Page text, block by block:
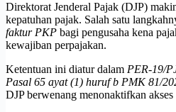
Direktorat Jenderal Pajak (DJP)
kepatuhan pajak. Salah satu
faktur PKP bagi pengusaha kena
kewajiban perpajakan.
Ketentuan ini diatur dalam PER-19/
Pasal 65 ayat (1) huruf b PMK 81/
DJP berwenang menonaktifkan